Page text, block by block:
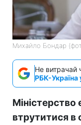
Михайло Бондар
Не витрачай
РБК-Україна
втрутитися в